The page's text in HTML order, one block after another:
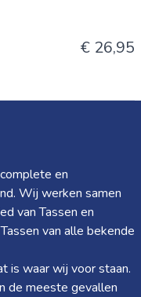
€ 26,95
en
Wij werken samen
van Tassen en
van alle bekende
is waar wij voor staan.
de meeste gevallen